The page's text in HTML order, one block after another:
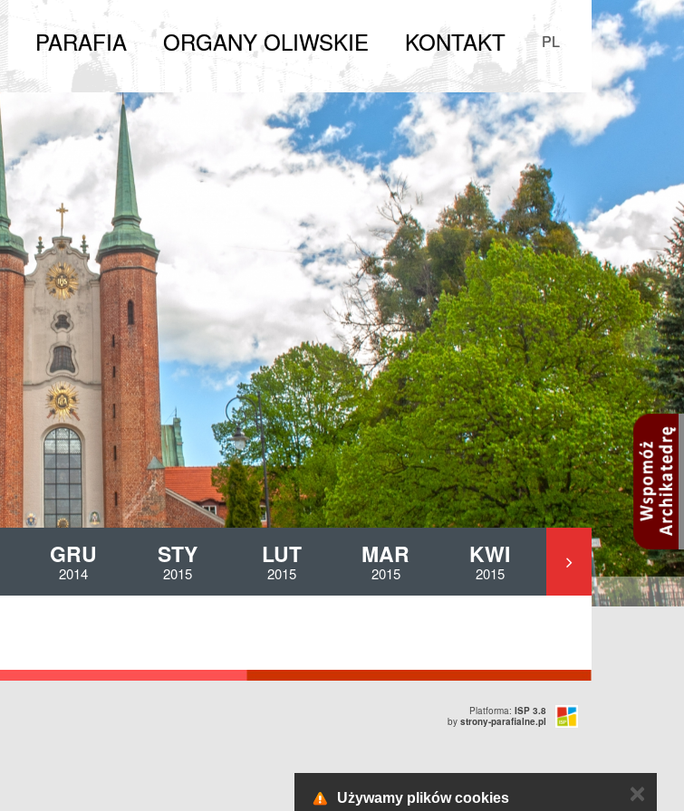
PARAFIA ORGANY OLIWSKIE KONTAKT PL
GRU
2014
STY
2015
LUT
2015
MAR
2015
KWI
2015
MAJ
2015
Platforma: ISP 3.8
by strony-parafialne.pl
Używamy plików cookies ✕